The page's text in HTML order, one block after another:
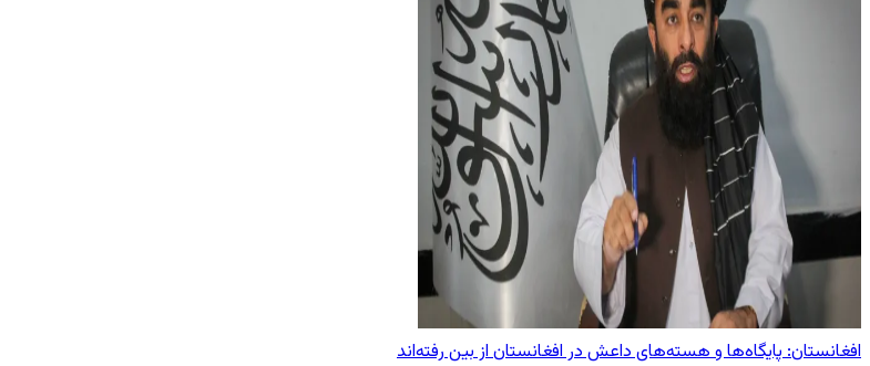
افغانستان: پایگاه‌ها و هسته‌های داعش در افغانستان از بین رفته‌اند